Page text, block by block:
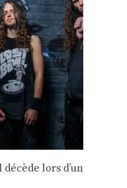
lors d’un